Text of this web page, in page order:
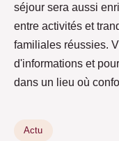
séjour sera aussi
entre activités et
familiales réussies.
d'informations et
dans un lieu où
Actu